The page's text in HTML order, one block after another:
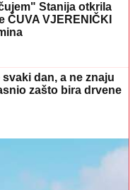
Stanija otkrila
ČUVA VJERENIČKI
dan, a ne znaju
zašto bira drvene